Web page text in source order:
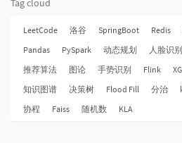
Tag cloud
LeetCode 洛谷 SpringBoot Redis
Pandas
PySpark 动态规划 人脸识别
推荐算法
图论 手势识别 Flink
知识图谱
决策树 Flood Fill 分治
协程
Faiss 随机数 KLA